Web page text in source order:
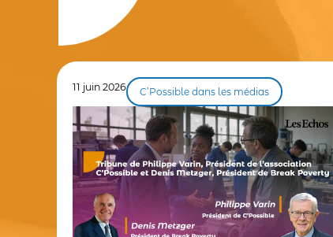
11 juin 2026 C’Possible dans les médias